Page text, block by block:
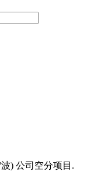
) 公司空分项目.